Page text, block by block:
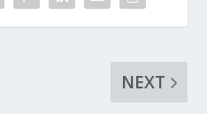
NEXT